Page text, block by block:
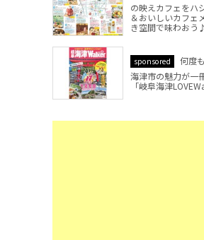
の映えカフェをハ
＆おいしいカフェ
き空間で味わおう♪
sponsored
何度
海津市の魅力が一
「岐阜海津